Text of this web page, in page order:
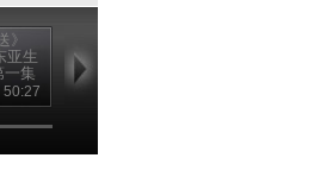
》
亚生
一集
50:27
20120812 二十一